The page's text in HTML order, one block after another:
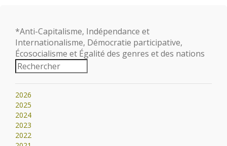
*Anti-Capitalisme, Indépendance et
Internationalisme, Démocratie participative,
Écosocialisme et Égalité des genres et des nations
2026
2025
2024
2023
2022